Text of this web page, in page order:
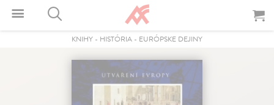
KNIHY - HISTÓRIA - EURÓPSKE DEJINY